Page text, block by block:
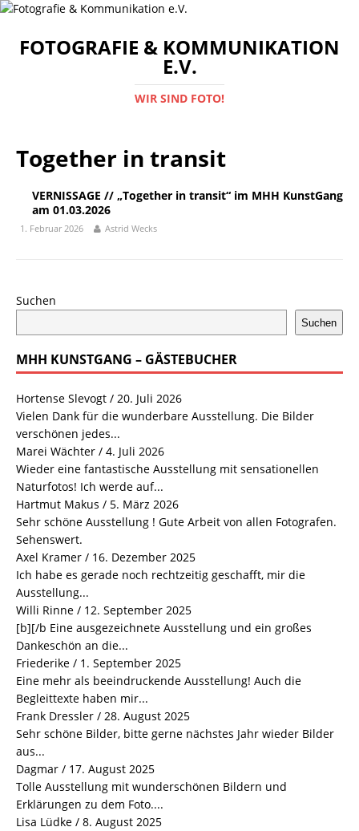
FOTOGRAFIE & KOMMUNIKATION
E.V.
WIR SIND FOTO!
Together in transit
VERNISSAGE // „Together in transit“ im MHH KunstGang
am 01.03.2026
1. Februar 2026 Astrid Wecks
Suchen
Suchen
MHH KUNSTGANG – GÄSTEBUCHER
Hortense Slevogt / 20. Juli 2026
Vielen Dank für die wunderbare Ausstellung. Die Bilder
verschönen jedes...
Marei Wächter / 4. Juli 2026
Wieder eine fantastische Ausstellung mit sensationellen
Naturfotos! Ich werde auf...
Hartmut Makus / 5. März 2026
Sehr schöne Ausstellung ! Gute Arbeit von allen Fotografen.
Sehenswert.
Axel Kramer / 16. Dezember 2025
Ich habe es gerade noch rechtzeitig geschafft, mir die
Ausstellung...
Willi Rinne / 12. September 2025
[b][/b Eine ausgezeichnete Ausstellung und ein großes
Dankeschön an die...
Friederike / 1. September 2025
Eine mehr als beeindruckende Ausstellung! Auch die
Begleittexte haben mir...
Frank Dressler / 28. August 2025
Sehr schöne Bilder, bitte gerne nächstes Jahr wieder Bilder
aus...
Dagmar / 17. August 2025
Tolle Ausstellung mit wunderschönen Bildern und
Erklärungen zu dem Foto....
Lisa Lüdke / 8. August 2025